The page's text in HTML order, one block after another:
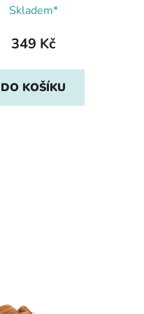
Skladem*
349 Kč
DO KOŠÍKU